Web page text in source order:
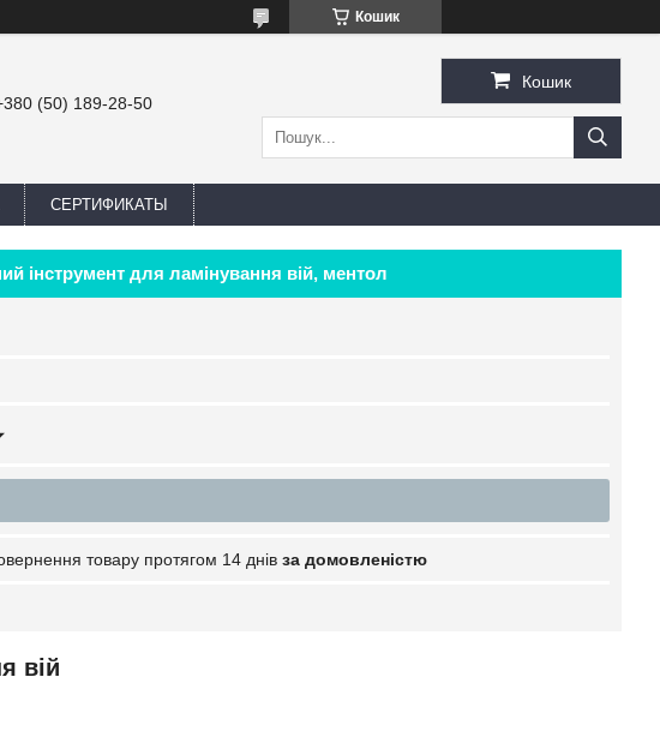
Кошик
(50) 189-28-50
Кошик
СЕРТИФИКАТЫ
інструмент для ламінування вій, ментол
товару протягом 14 днів за домовленістю
вій